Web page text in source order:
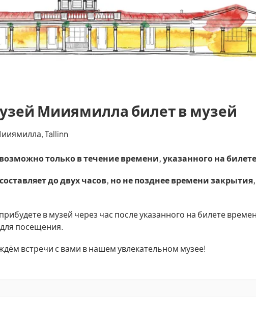
Мииямилла билет в музей
Tallinn
только в течение времени, указанного на
до двух часов, но не позднее времени
в музей через час после указанного на билете
посещения.
встречи с вами в нашем увлекательном музее!